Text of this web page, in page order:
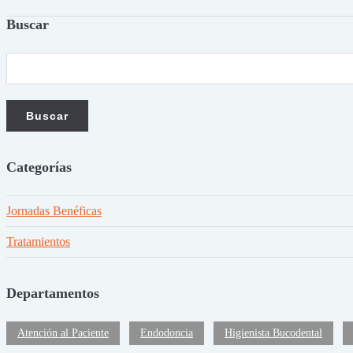
Buscar
Categorías
Jornadas Benéficas
Tratamientos
Departamentos
Atención al Paciente Endodoncia Higienista Bucodental